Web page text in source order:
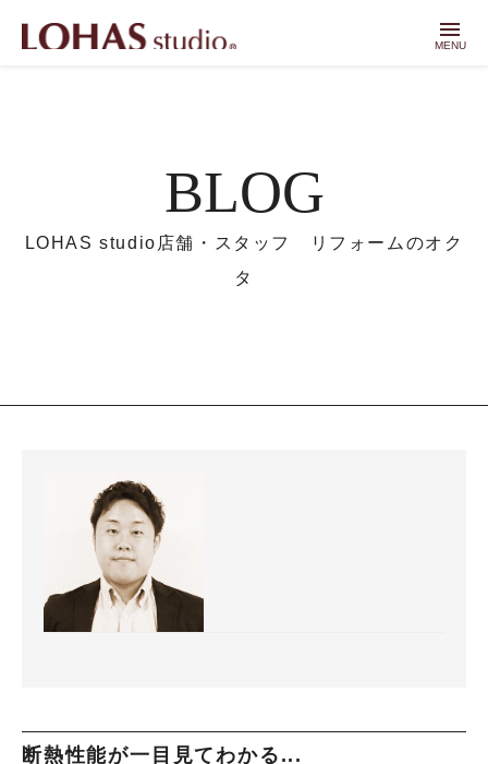
menu
MENU
BLOG
LOHAS studio店舗・スタッフ リフォームのオク
タ
断熱性能が一目見てわかる...